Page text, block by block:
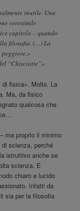
inutile. Una
verosimile
capitolo – quando
filosofia. (…) La
peggiore.»
“Chisciotte”»
di fisica». Molto. La
Ma, da fisico
qualcosa che
ma proprio il minimo
scienza, perché
istruttivo anche se
scienza. E
chiaro e lucido
Infatti da
sia per la filosofia